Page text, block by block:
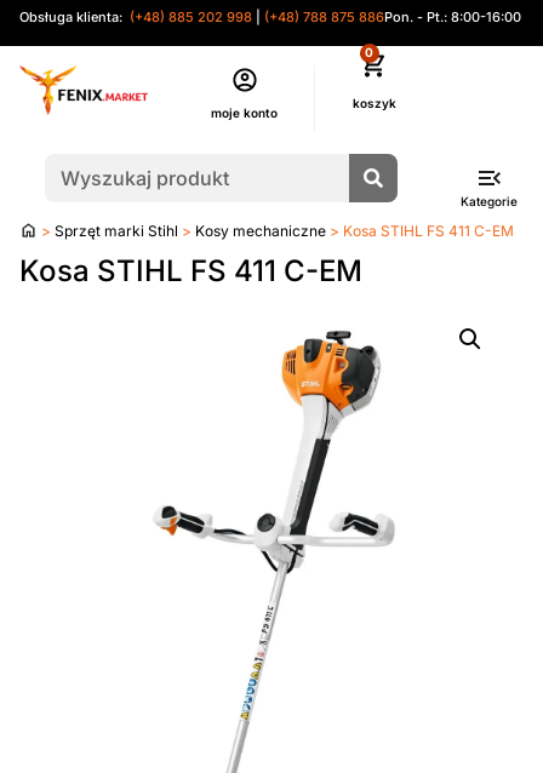
Obsługa klienta: (+48) 885 202 998 (+48) 788 875 886Pon. - Pt.: 8:00-16:00
moje konto
0
Kategorie
Strona
> Sprzęt marki Stihl > Kosy mechaniczne > Kosa STIHL FS 411 C-EM
Kosa STIHL FS 411 C-EM